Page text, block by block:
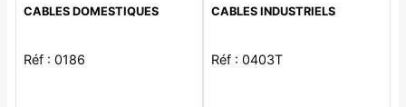
CABLES DOMESTIQUES
Réf : 0186
CABLES INDUSTRIELS
Réf : 0403T